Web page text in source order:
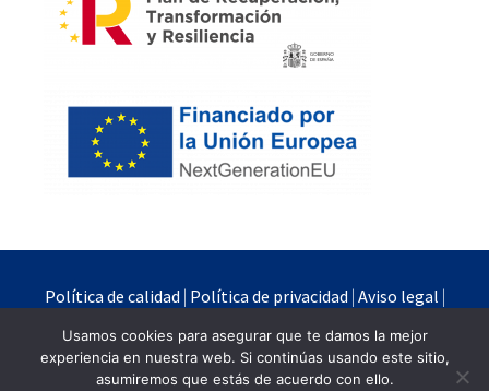
Quimipur S.L.U. © 2024
Política de calidad | Política de privacidad | Aviso legal |
Usamos cookies para asegurar que te damos la mejor
experiencia en nuestra web. Si continúas usando este sitio,
asumiremos que estás de acuerdo con ello.